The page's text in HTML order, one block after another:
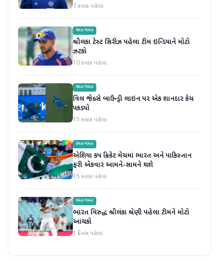
7 કલાક પહેલા
રમતગમત
શ્રીલંકા ટેસ્ટ સિરીઝ પહેલા ટીમ ઇન્ડિયાને મોટો
ઝટકો
10 કલાક પહેલા
રમતગમત
વિલ જેક્સે બાઉન્ડ્રી લાઇન પર એક શાનદાર કેચ
પકડ્યો
15 કલાક પહેલા
રમતગમત
એશિયા કપ ક્રિકેટ મેચમાં ભારત અને પાકિસ્તાન
ફરી એકવાર આમને-સામને થશે
15 કલાક પહેલા
રમતગમત
ભારત વિરુદ્ધ શ્રીલંકા શ્રેણી પહેલા ટીમને મોટો
આંચકો
1 દિવસ પહેલા